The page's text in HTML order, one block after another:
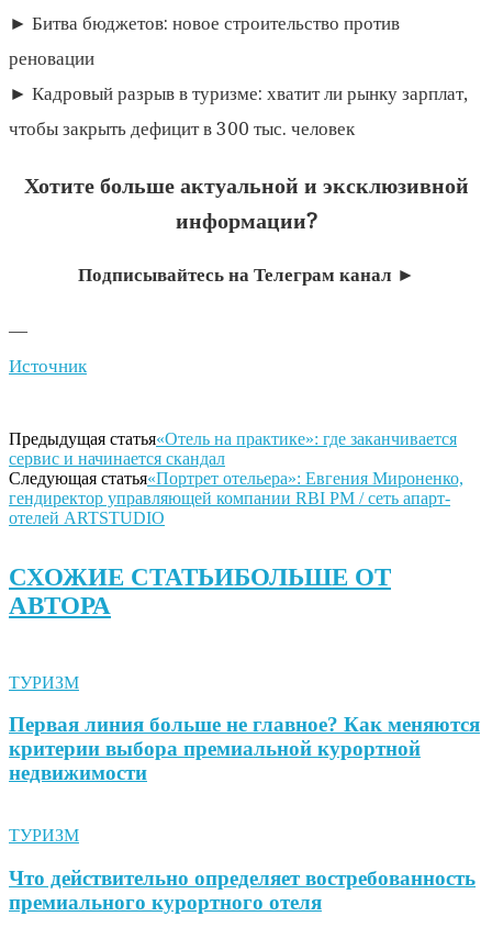
► Битва бюджетов: новое строительство против
реновации
► Кадровый разрыв в туризме: хватит ли рынку зарплат,
чтобы закрыть дефицит в 300 тыс. человек
Хотите больше актуальной и эксклюзивной
информации?
Подписывайтесь на Телеграм канал ►
—
Источник
Предыдущая статья«Отель на практике»: где заканчивается
сервис и начинается скандал
Следующая статья«Портрет отельера»: Евгения Мироненко,
гендиректор управляющей компании RBI PM / сеть апарт-
отелей ARTSTUDIO
СХОЖИЕ СТАТЬИБОЛЬШЕ ОТ
АВТОРА
ТУРИЗМ
Первая линия больше не главное? Как меняются
критерии выбора премиальной курортной
недвижимости
ТУРИЗМ
Что действительно определяет востребованность
премиального курортного отеля